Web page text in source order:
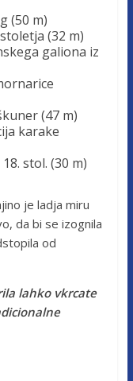
(50 m)
(32 m)
galiona iz
(47 m)
karake
stol. (30 m)
je ladja miru
da bi se izognila
od
lahko vkrcate